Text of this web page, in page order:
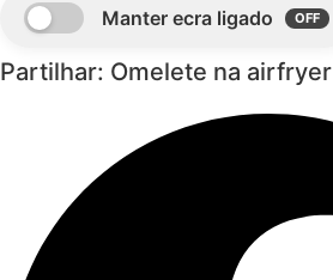
Partilhar: Omelete na airfryer